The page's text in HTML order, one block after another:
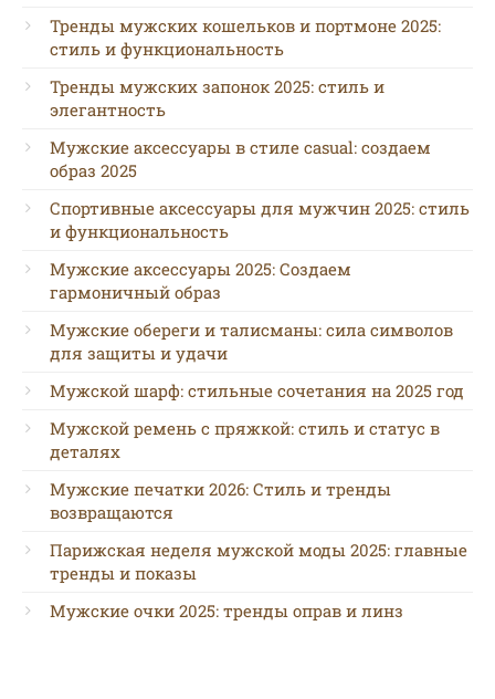
Тренды мужских кошельков и портмоне 2025:
стиль и функциональность
Тренды мужских запонок 2025: стиль и
элегантность
Мужские аксессуары в стиле casual: создаем
образ 2025
Спортивные аксессуары для мужчин 2025: стиль
и функциональность
Мужские аксессуары 2025: Создаем
гармоничный образ
Мужские обереги и талисманы: сила символов
для защиты и удачи
Мужской шарф: стильные сочетания на 2025 год
Мужской ремень с пряжкой: стиль и статус в
деталях
Мужские печатки 2026: Стиль и тренды
возвращаются
Парижская неделя мужской моды 2025: главные
тренды и показы
Мужские очки 2025: тренды оправ и линз